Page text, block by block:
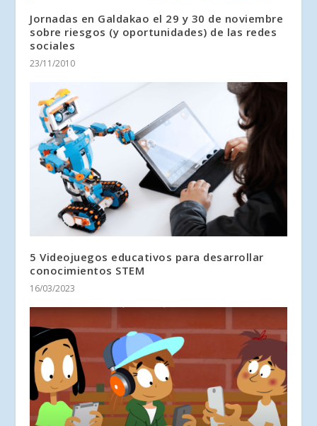
Jornadas en Galdakao el 29 y 30 de noviembre
sobre riesgos (y oportunidades) de las redes
sociales
23/11/2010
5 Videojuegos educativos para desarrollar
conocimientos STEM
16/03/2023